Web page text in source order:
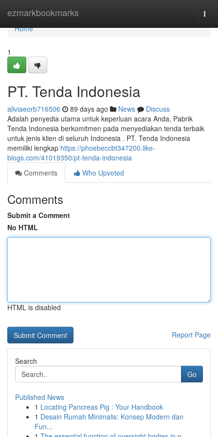
ezmarkbookmarks
Home
Home
1
PT. Tenda Indonesia
aliviaeorb716506 89 days ago News
Discuss
Adalah penyedia utama untuk keperluan acara Anda, Pabrik
Tenda Indonesia berkomitmen pada menyediakan tenda terbaik
untuk jenis klien di seluruh Indonesia . PT. Tenda Indonesia
memiliki lengkap https://phoebeccbt347200.like-
blogs.com/41019350/pt-tenda-indonesia
Comments
Who Upvoted
Comments
Submit a Comment
No HTML
HTML is disabled
Report Page
Search
Go
Published News
1 Locating Pancreas Pig : Your Handbook
1 Desain Rumah Minimalis: Konsep Modern dan
Fun...